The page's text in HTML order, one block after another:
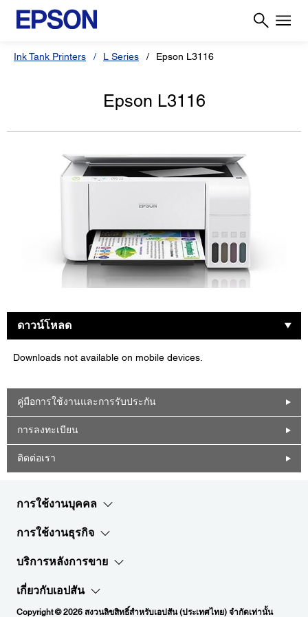
Ink Tank Printers L Series Epson L3116
Epson L3116
ดาวน์โหลด
Downloads not available on mobile devices.
คู่มือการใช้งานและการรับประกัน
การลงทะเบียน
ติดต่อเรา
การใช้งานบุคคล
การใช้งานธุรกิจ
บริการหลังการขาย
เกี่ยวกับเอปสัน
Copyright © 2026 สงวนลิขสิทธิ์สำหรับเอปสัน (ประเทศไทย) จำกัดเท่านั้น